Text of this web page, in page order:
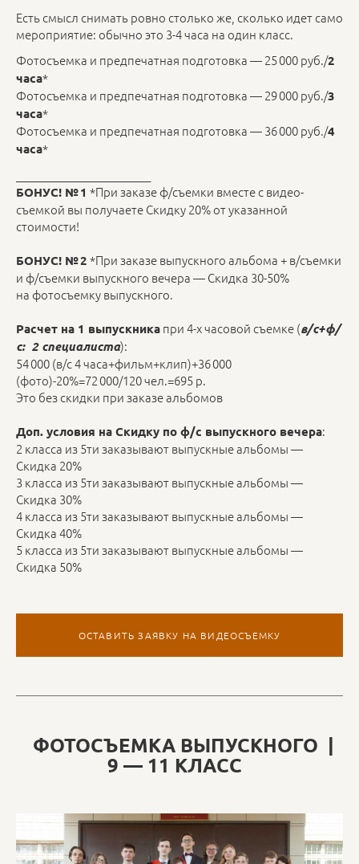
Есть смысл снимать ровно столько же, сколько идет само
мероприятие: обычно это 3-4 часа на один класс.
Фотосъемка и предпечатная подготовка — 25 000 руб./2
часа*
Фотосъемка и предпечатная подготовка — 29 000 руб./3
часа*
Фотосъемка и предпечатная подготовка — 36 000 руб./4
часа*
БОНУС! № 1 *При заказе ф/съемки вместе с видео-
съемкой вы получаете Скидку 20% от указанной
стоимости!
БОНУС! № 2 *При заказе выпускного альбома + в/съемки
и ф/съемки выпускного вечера — Скидка 30-50%
на фотосъемку выпускного.
Расчет на 1 выпускника при 4-х часовой съемке (в/с+ф/
с: 2 специалиста):
54 000 (в/с 4 часа+фильм+клип)+36 000
(фото)-20%=72 000/120 чел.=695 р.
Это без скидки при заказе альбомов
Доп. условия на Скидку по ф/с выпускного вечера:
2 класса из 5ти заказывают выпускные альбомы —
Скидка 20%
3 класса из 5ти заказывают выпускные альбомы —
Скидка 30%
4 класса из 5ти заказывают выпускные альбомы —
Скидка 40%
5 класса из 5ти заказывают выпускные альбомы —
Скидка 50%
ОСТАВИТЬ ЗАЯВКУ НА ВИДЕОСЪЕМКУ
ФОТОСЪЕМКА ВЫПУСКНОГО |
9 — 11 КЛАСС